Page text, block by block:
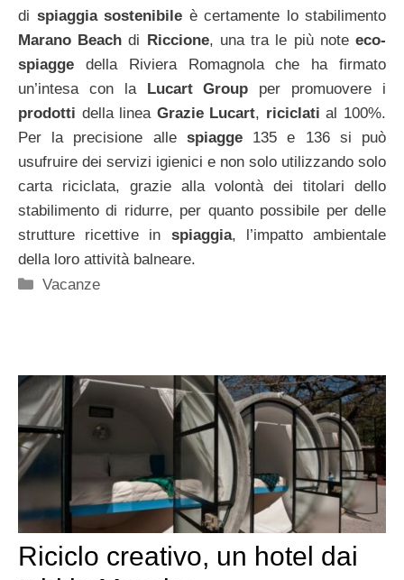
di spiaggia sostenibile è certamente lo stabilimento
Marano Beach di Riccione, una tra le più noteeco-
spiagge della Riviera Romagnola che ha firmato
un’intesa con la
Lucart Group per promuovere i
prodotti della linea Grazie Lucart, riciclati al 100%.
Per la precisione alle spiagge135 e 136 si può
usufruire dei servizi igienici e non solo utilizzando solo
carta riciclata, grazie alla volontà dei titolari dello
stabilimento di ridurre, per quanto possibile per delle
strutture ricettive in spiaggia, l’impatto ambientale
della loro attività balneare.
Categorie
Vacanze
Riciclo creativo, un hotel dai